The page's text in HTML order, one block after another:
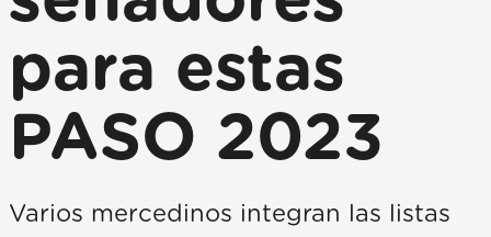
para estas
PASO 2023
Varios mercedinos integran las listas